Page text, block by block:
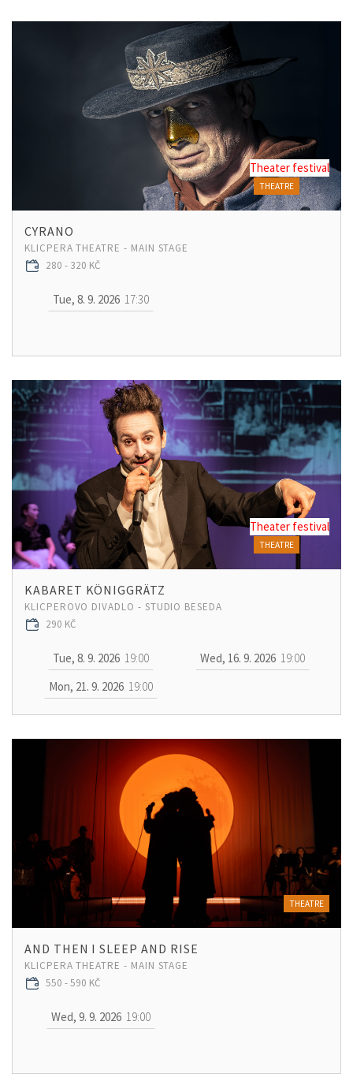
Theater festival
THEATRE
CYRANO
KLICPERA THEATRE - MAIN STAGE
280 - 320 KČ
Tue, 8. 9. 2026 17:30
Theater festival
THEATRE
KABARET KÖNIGGRÄTZ
KLICPEROVO DIVADLO - STUDIO BESEDA
290 KČ
Tue, 8. 9. 2026 19:00 Wed, 16. 9. 2026 19:00
Mon, 21. 9. 2026 19:00
THEATRE
AND THEN I SLEEP AND RISE
KLICPERA THEATRE - MAIN STAGE
550 - 590 KČ
Wed, 9. 9. 2026 19:00